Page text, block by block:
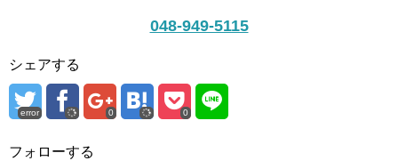
048-949-5115
シェアする
error 0 0
フォローする